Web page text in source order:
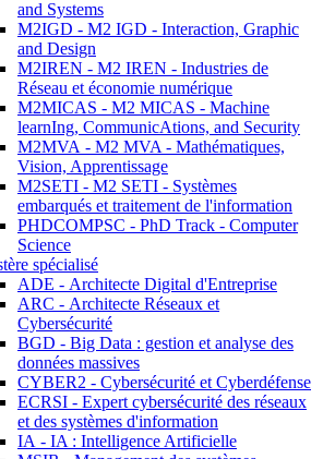
and Systems
M2IGD - M2 IGD - Interaction, Graphic
and Design
M2IREN - M2 IREN - Industries de
Réseau et économie numérique
M2MICAS - M2 MICAS - Machine
learnIng, CommunicAtions, and Security
M2MVA - M2 MVA - Mathématiques,
Vision, Apprentissage
M2SETI - M2 SETI - Systèmes
embarqués et traitement de l'information
PHDCOMPSC - PhD Track - Computer
Science
spécialisé
ADE - Architecte Digital d'Entreprise
ARC - Architecte Réseaux et
Cybersécurité
BGD - Big Data : gestion et analyse des
données massives
CYBER2 - Cybersécurité et Cyberdéfense
ECRSI - Expert cybersécurité des réseaux
et des systèmes d'information
IA - IA : Intelligence Artificielle